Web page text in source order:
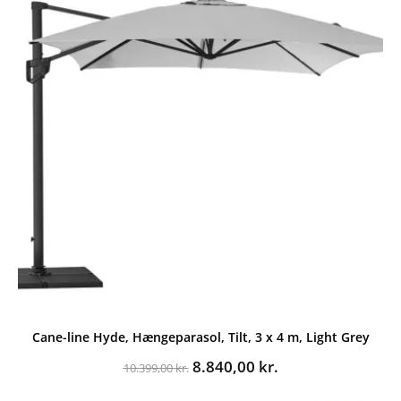
Cane-line Hyde, Hængeparasol, Tilt, 3 x 4 m, Light Grey
10.399,00kr. Den
8.840,00 kr.Den